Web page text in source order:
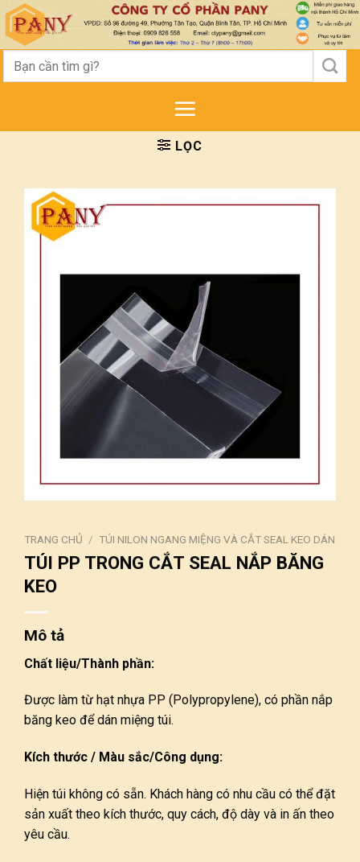
Skip
to
content
kiếm:
LỌC
TRANG CHỦ / TÚI NILON NGANG MIỆNG VÀ CẮT SEAL KEO DÁN
TÚI PP TRONG CẮT SEAL NẮP BĂNG
KEO
Mô tả
Chất liệu/Thành phần:
Được làm từ hạt nhựa PP (Polypropylene), có phần nắp
băng keo để dán miệng túi.
Kích thước / Màu sắc/Công dụng:
Hiện túi không có sẵn. Khách hàng có nhu cầu có thể đặt
sản xuất theo kích thước, quy cách, độ dày và in ấn theo
yêu cầu.